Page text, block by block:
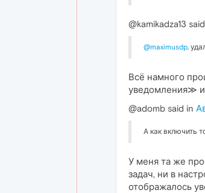
@kamikadza13
@maximusdp,
Всё намного
уведомления≫
@adomb said in
А как включить
У меня та же
задач, ни в
отображалось